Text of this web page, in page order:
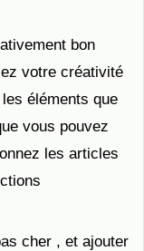
bon
votre créativité
éléments que
vous pouvez
les articles
cher , et ajouter